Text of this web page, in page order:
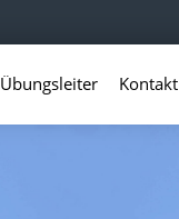
Übungsleiter Kontakt